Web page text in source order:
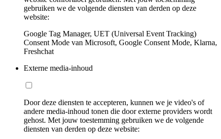
gebruiken we de volgende diensten van derden op deze
website:
Google Tag Manager, UET (Universal Event Tracking)
Consent Mode van Microsoft, Google Consent Mode, Klarna,
Freshchat
Externe media-inhoud
Door deze diensten te accepteren, kunnen we je video's of
andere media-inhoud tonen die door externe providers wordt
gehost. Met jouw toestemming gebruiken we de volgende
diensten van derden op deze website: